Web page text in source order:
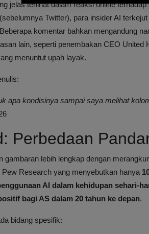
jelas terlihat dalam reaksi online
Twitter), para insider AI
komentar bahkan mengandung
lain, seperti penembakan CEO United
menuntut upah layak.
apa kondisinya sampai saya melihat
Perbedaan
gambaran lebih lengkap dengan
Research yang menyebutkan hanya
AI dalam kehidupan sehari-
bagi AS dalam 20 tahun ke depan.
bidang spesifik: